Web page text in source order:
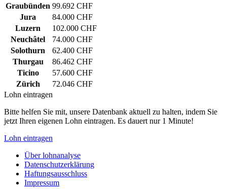
Graubünden 99.692 CHF
Jura
84.000 CHF
Luzern
102.000 CHF
Neuchâtel
74.000 CHF
Solothurn
62.400 CHF
Thurgau
86.462 CHF
Ticino
57.600 CHF
Zürich
72.046 CHF
Lohn eintragen
Bitte helfen Sie mit, unsere Datenbank aktuell zu halten, indem Sie
jetzt Ihren eigenen Lohn eintragen. Es dauert nur 1 Minute!
Lohn eintragen
Über lohnanalyse
Datenschutzerklärung
Haftungsausschluss
Impressum